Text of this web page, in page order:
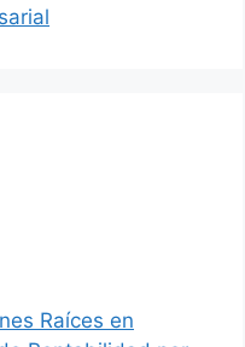
Raíces en